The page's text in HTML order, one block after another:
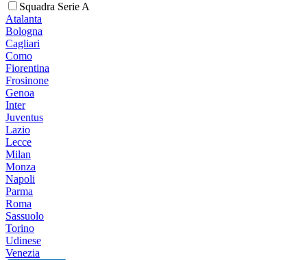
Squadra Serie A
Atalanta
Bologna
Cagliari
Como
Fiorentina
Frosinone
Genoa
Inter
Juventus
Lazio
Lecce
Milan
Monza
Napoli
Parma
Roma
Sassuolo
Torino
Udinese
Venezia